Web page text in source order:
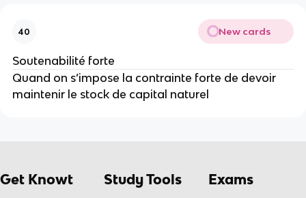
40 New cards
Soutenabilité forte
Quand on s’impose la contrainte forte de devoir
maintenir le stock de capital naturel
Get Knowt Study Tools Exams